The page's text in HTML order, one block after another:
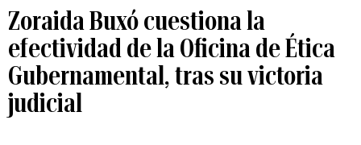
Zoraida Buxó cuestiona la
efectividad de la Oficina de Ética
Gubernamental, tras su victoria
judicial